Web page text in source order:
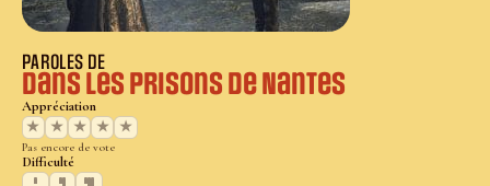
PAROLES DE
Dans les prisons de Nantes
Appréciation
★
★ ★ ★ ★
Pas encore de vote
Difficulté